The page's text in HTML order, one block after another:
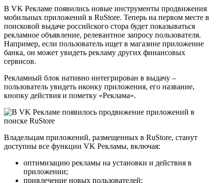
В VK Рекламе появились новые инструменты продвижения
мобильных приложений в RuStore. Теперь на первом месте в
поисковой выдаче российского стора будет показываться
рекламное объявление, релевантное запросу пользователя.
Например, если пользователь ищет в магазине приложение
банка, он может увидеть рекламу других финансовых
сервисов.
Рекламный блок нативно интегрирован в выдачу –
пользователь увидеть иконку приложения, его название,
кнопку действия и пометку «Реклама».
Владельцам приложений, размещенных в RuStore, станут
доступны все функции VK Рекламы, включая:
оптимизацию рекламы на установки и действия в
приложении;
привлечение новых пользователей;